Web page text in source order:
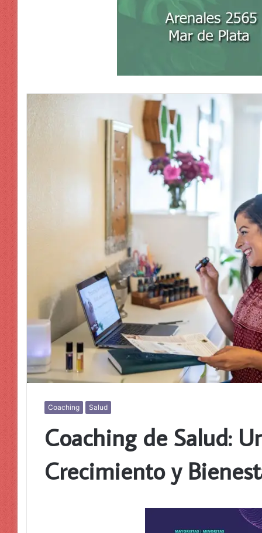
Coaching Salud
Coaching de Salud:
Crecimiento y